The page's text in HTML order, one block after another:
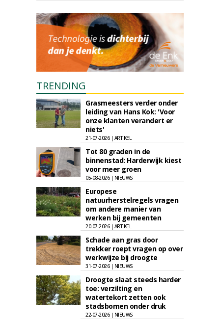
TRENDING
Grasmeesters verder onder
leiding van Hans Kok: 'Voor
onze klanten verandert er
niets'
21-07-2026 | ARTIKEL
Tot 80 graden in de
binnenstad: Harderwijk kiest
voor meer groen
05-08-2026 | NIEUWS
Europese
natuurherstelregels vragen
om andere manier van
werken bij gemeenten
20-07-2026 | ARTIKEL
Schade aan gras door
trekker roept vragen op over
werkwijze bij droogte
31-07-2026 | NIEUWS
Droogte slaat steeds harder
toe: verzilting en
watertekort zetten ook
stadsbomen onder druk
22-07-2026 | NIEUWS